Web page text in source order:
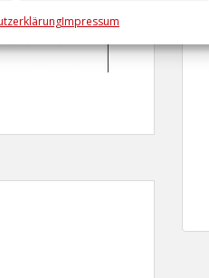
Impressum